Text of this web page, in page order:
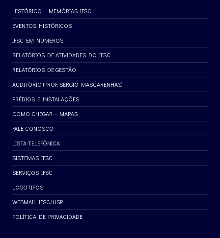
HISTÓRICO – MEMÓRIAS IFSC
EVENTOS HISTÓRICOS
IFSC EM NÚMEROS
RELATÓRIOS DE ATIVIDADES DO IFSC
RELATÓRIOS DE GESTÃO
AUDITÓRIO (PROF. SÉRGIO MASCARENHAS)
PRÉDIOS E INSTALAÇÕES
COMO CHEGAR – MAPAS
FALE CONOSCO
LISTA TELEFÔNICA
SISTEMAS IFSC
SERVIÇOS IFSC
LOGOTIPOS
WEBMAIL IFSC/USP
POLÍTICA DE PRIVACIDADE